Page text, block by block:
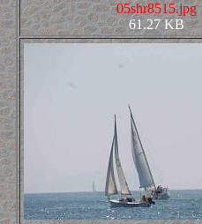
05shr8515.jpg
61.27 KB